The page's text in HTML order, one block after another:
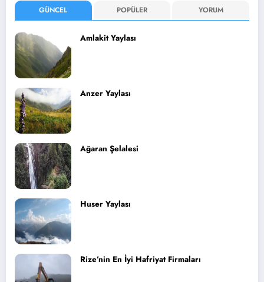
GÜNCEL POPÜLER YORUM
Amlakit Yaylası
Anzer Yaylası
Ağaran Şelalesi
Huser Yaylası
Rize’nin En İyi Hafriyat Firmaları